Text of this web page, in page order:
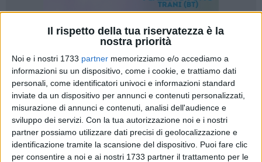
Il rispetto della tua riservatezza è la
nostra priorità
Noi e i nostri 1733 partner memorizziamo e/o accediamo a
informazioni su un dispositivo, come i cookie, e trattiamo dati
personali, come identificatori univoci e informazioni standard
inviate da un dispositivo per annunci e contenuti personalizzati,
misurazione di annunci e contenuti, analisi dell'audience e
sviluppo dei servizi. Con la tua autorizzazione noi e i nostri
partner possiamo utilizzare dati precisi di geolocalizzazione e
identificazione tramite la scansione del dispositivo. Puoi fare clic
per consentire a noi e ai nostri 1733 partner il trattamento per le
Dalla trasmissione televisiva "Ciao Maschio" ai microfoni di
BisceglieViva, gliEcovibes , due giovanissimi talenti
biscegliesi, hanno cantato per noi "L'infinità" e hanno
raccontato i loro progetti futuri in campo musicale.
La trasmissione televisiva "Ciao Maschio", condotta da